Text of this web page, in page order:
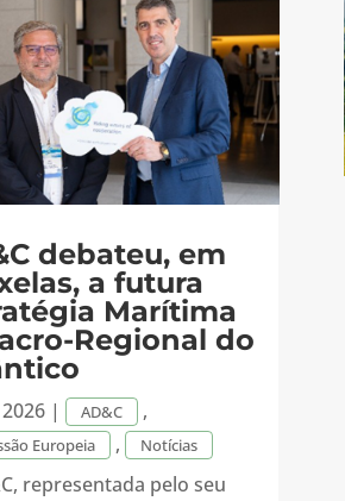
debateu, em
a futura
Marítima
Regional do
| AD&C ,
Europeia , Notícias
representada pelo seu